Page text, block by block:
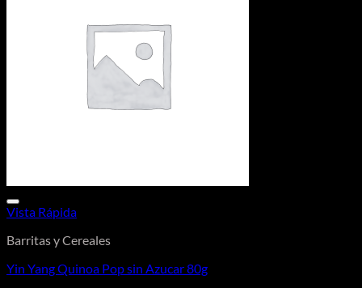
Vista Rápida
Barritas y Cereales
Yin Yang Quinoa Pop sin Azucar 80g